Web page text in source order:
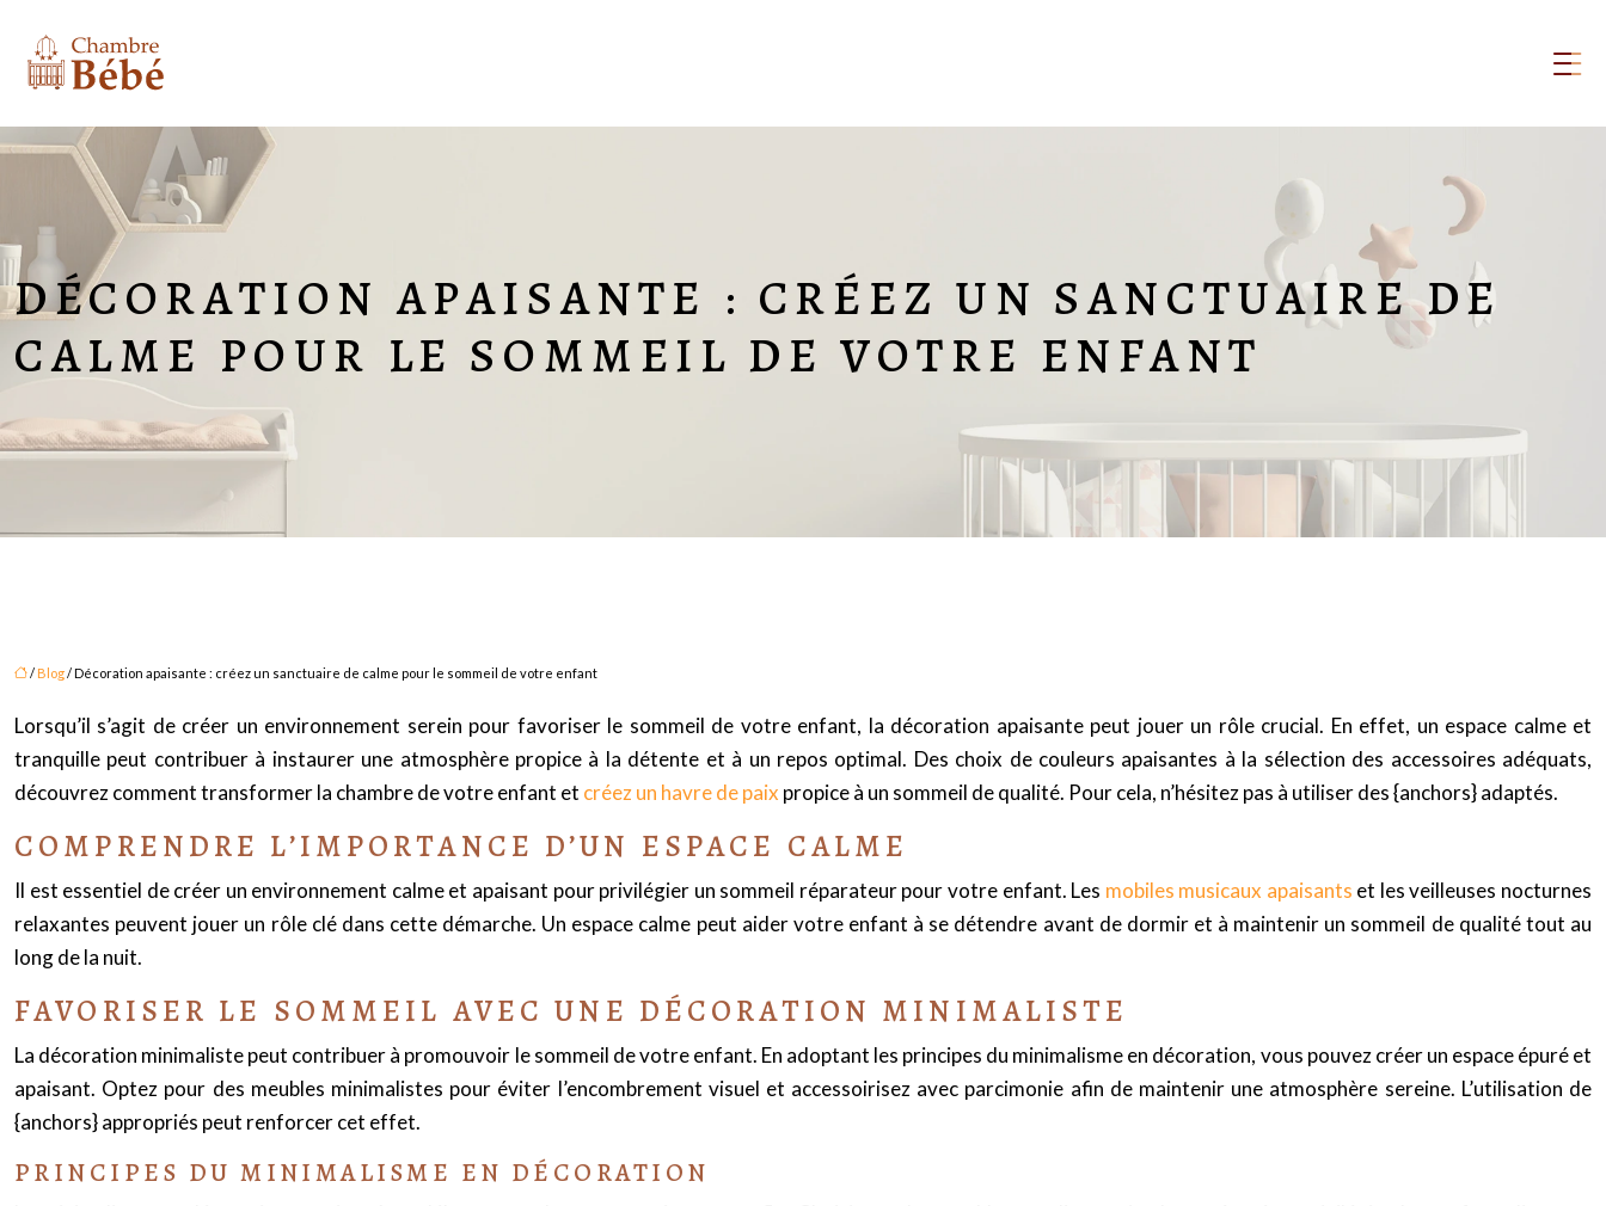
DÉCORATION APAISANTE : CRÉEZ UN SANCTUAIRE DE
CALME POUR LE SOMMEIL DE VOTRE ENFANT
/ Blog/ Décoration apaisante : créez un sanctuaire de calme pour le sommeil de votre enfant
Lorsqu’il s’agit de créer un environnement serein pour favoriser le sommeil de votre enfant, la décoration apaisante peut jouer un rôle crucial. En effet, un espace calme et
tranquille peut contribuer à instaurer une atmosphère propice à la détente et à un repos optimal. Des choix de couleurs apaisantes à la sélection des accessoires adéquats,
découvrez comment transformer la chambre de votre enfant et créez un havre de paix propice à un sommeil de qualité. Pour cela, n’hésitez pas à utiliser des {anchors} adaptés.
COMPRENDRE L’IMPORTANCE D’UN ESPACE CALME
Il est essentiel de créer un environnement calme et apaisant pour privilégier un sommeil réparateur pour votre enfant. Les mobiles musicaux apaisants et les veilleuses nocturnes
relaxantes peuvent jouer un rôle clé dans cette démarche. Un espace calme peut aider votre enfant à se détendre avant de dormir et à maintenir un sommeil de qualité tout au
long de la nuit.
FAVORISER LE SOMMEIL AVEC UNE DÉCORATION MINIMALISTE
La décoration minimaliste peut contribuer à promouvoir le sommeil de votre enfant. En adoptant les principes du minimalisme en décoration, vous pouvez créer un espace épuré et
apaisant. Optez pour des meubles minimalistes pour éviter l’encombrement visuel et accessoirisez avec parcimonie afin de maintenir une atmosphère sereine. L’utilisation de
{anchors} appropriés peut renforcer cet effet.
PRINCIPES DU MINIMALISME EN DÉCORATION